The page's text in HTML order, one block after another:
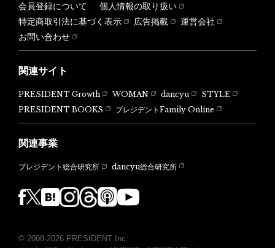
会員登録について
個人情報の取り扱い
特定商取引法に基づく表示
広告掲載
運営会社
お問い合わせ
関連サイト
PRESIDENT Growth WOMAN dancyu
STYLE
PRESIDENT BOOKS
プレジデントFamily Online
関連事業
プレジデント総合研究所 dancyu総合研究所
© 2008-2026 PRESIDENT Inc.